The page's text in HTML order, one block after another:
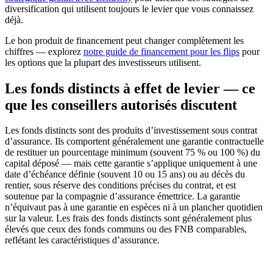
diversification qui utilisent toujours le levier que vous connaissez
déjà.
Le bon produit de financement peut changer complètement les
chiffres — explorez notre guide de financement pour les flips pour
les options que la plupart des investisseurs utilisent.
Les fonds distincts à effet de levier — ce
que les conseillers autorisés discutent
Les fonds distincts sont des produits d’investissement sous contrat
d’assurance. Ils comportent généralement une garantie contractuelle
de restituer un pourcentage minimum (souvent 75 % ou 100 %) du
capital déposé — mais cette garantie s’applique uniquement à une
date d’échéance définie (souvent 10 ou 15 ans) ou au décès du
rentier, sous réserve des conditions précises du contrat, et est
soutenue par la compagnie d’assurance émettrice. La garantie
n’équivaut pas à une garantie en espèces ni à un plancher quotidien
sur la valeur. Les frais des fonds distincts sont généralement plus
élevés que ceux des fonds communs ou des FNB comparables,
reflétant les caractéristiques d’assurance.